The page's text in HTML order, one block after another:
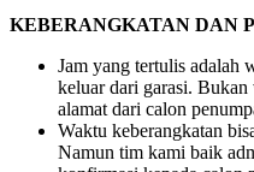
KEBERANGKATAN DAN
Jam yang tertulis adalah
keluar dari garasi.
alamat dari calon
Waktu keberangkatan
Namun tim kami baik